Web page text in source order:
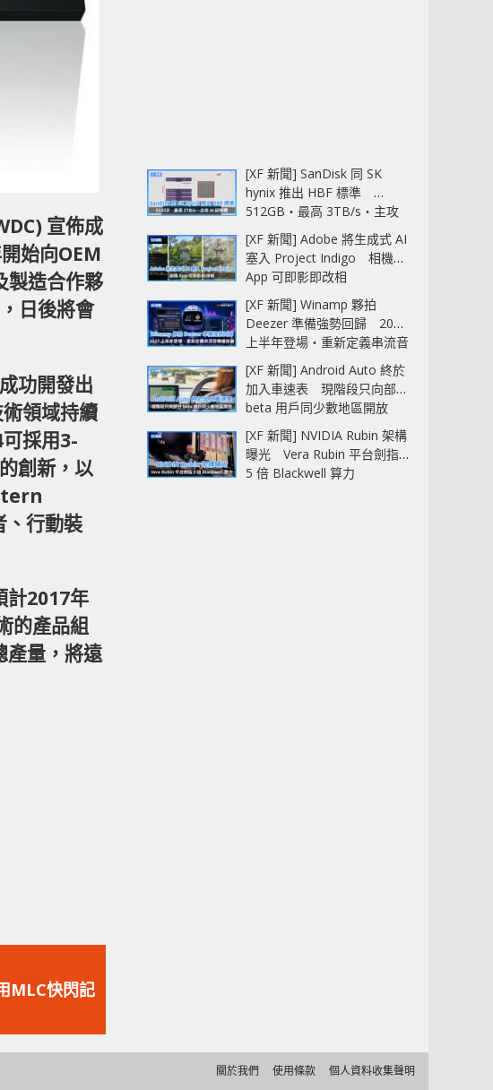
宣佈成
始向OEM
造合作夥
日後將會
功開發出
領域持續
採用3-
創新，以
行動裝
2017年
的產品組
量，將遠
MLC快閃記
[XF 新聞] SanDisk 同 SK
hynix 推出 HBF 標準
512GB‧最高 3TB/s‧主攻
AI 記憶體
[XF 新聞] Adobe 將生成式 AI
塞入 Project Indigo 相機
App 可即影即改相
[XF 新聞] Winamp 夥拍
Deezer 準備強勢回歸 2027
上半年登場‧重新定義串流音
樂播放器
[XF 新聞] Android Auto 終於
加入車速表 現階段只向部分
beta 用戶同少數地區開放
[XF 新聞] NVIDIA Rubin 架構
曝光 Vera Rubin 平台劍指
5 倍 Blackwell 算力
關於我們 使用條款 個人資料收集聲明